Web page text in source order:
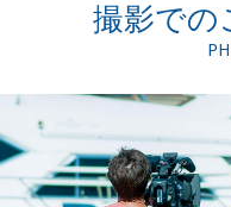
撮影での